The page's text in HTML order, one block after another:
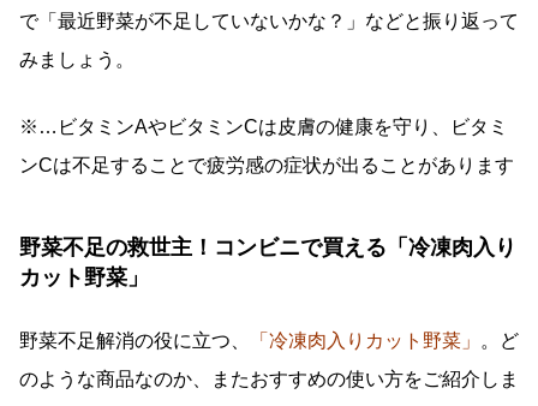
で「最近野菜が不足していないかな？」などと振り返って
みましょう。
※…ビタミンAやビタミンCは皮膚の健康を守り、ビタミ
ンCは不足することで疲労感の症状が出ることがあります
野菜不足の救世主！コンビニで買える「冷凍肉入り
カット野菜」
野菜不足解消の役に立つ、 「冷凍肉入りカット野菜」
。ど
のような商品なのか、またおすすめの使い方をご紹介しま